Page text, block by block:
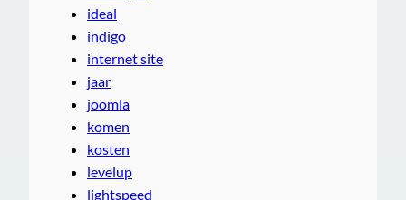
ideal
indigo
internet site
jaar
joomla
komen
kosten
levelup
lightspeed